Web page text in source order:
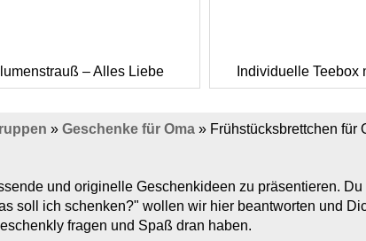
– Alles Liebe Individuelle Teebox
» Geschenke für Oma » Frühstücksbrettchen für
und originelle Geschenkideen zu präsentieren.
soll ich schenken?" wollen wir hier beantworten und
fragen und Spaß dran haben.